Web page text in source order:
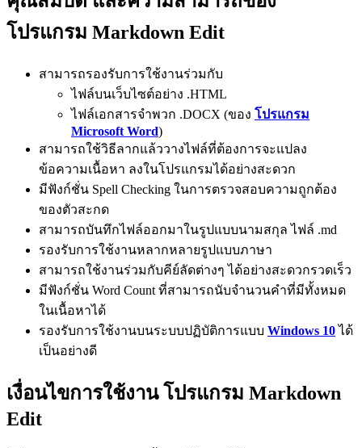
โปรแกรม Markdown Edit
สามารถรองรับการใช้งานร่วมกับ
ไฟล์บนเว็บไซต์อย่าง .HTML
ไฟล์เอกสารจำพวก .DOCX (ของ โปรแกรม
Microsoft Word)
สามารถใช้วิธีลากแล้ววางไฟล์ที่ต้องการจะแปลง
ข้อความเนื้อหา ลงในโปรแกรมได้อย่างสะดวก
มีฟังก์ชั่น Spell Checking ในการตรวจสอบความถูกต้อง
ของตัวสะกด
สามารถบันทึกไฟล์ออกมาในรูปแบบนามสกุล ไฟล์ .md
รองรับการใช้งานหลากหลายรูปแบบภาษา
สามารถใช้งานร่วมกับคีย์ลัดต่างๆ ได้อย่างสะดวกรวดเร็ว
มีฟังก์ชั่น Word Count ที่สามารถนับจำนวนคำที่มีทั้งหมด
ในเนื้อหาได้
รองรับการใช้งานบนระบบปฏิบัติการแบบ Windows 10ได้
เป็นอย่างดี
เงื่อนไขการใช้งาน โปรแกรม Markdown
Edit